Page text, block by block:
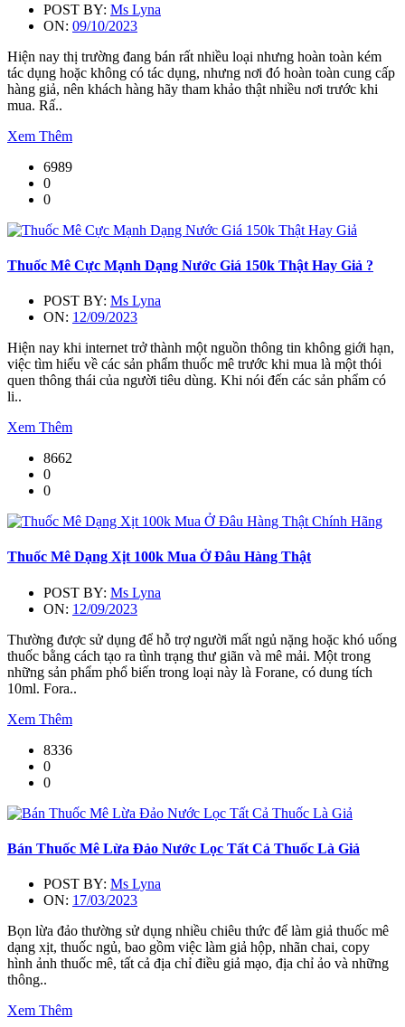
POST BY: Ms Lyna
ON: 09/10/2023
Hiện nay thị trường đang bán rất nhiều loại nhưng hoàn toàn kém
tác dụng hoặc không có tác dụng, nhưng nơi đó hoàn toàn cung cấp
hàng giả, nên khách hàng hãy tham khảo thật nhiều nơi trước khi
mua. Rấ..
Xem Thêm
6989
0
0
Thuốc Mê Cực Mạnh Dạng Nước Giá 150k Thật Hay Giả ?
POST BY: Ms Lyna
ON: 12/09/2023
Hiện nay khi internet trở thành một nguồn thông tin không giới hạn,
việc tìm hiểu về các sản phẩm thuốc mê trước khi mua là một thói
quen thông thái của người tiêu dùng. Khi nói đến các sản phẩm có
li..
Xem Thêm
8662
0
0
Thuốc Mê Dạng Xịt 100k Mua Ở Đâu Hàng Thật
POST BY: Ms Lyna
ON: 12/09/2023
Thường được sử dụng để hỗ trợ người mất ngủ nặng hoặc khó uống
thuốc bằng cách tạo ra tình trạng thư giãn và mê mải. Một trong
những sản phẩm phổ biến trong loại này là Forane, có dung tích
10ml. Fora..
Xem Thêm
8336
0
0
Bán Thuốc Mê Lừa Đảo Nước Lọc Tất Cả Thuốc Là Giả
POST BY: Ms Lyna
ON: 17/03/2023
Bọn lừa đảo thường sử dụng nhiều chiêu thức để làm giả thuốc mê
dạng xịt, thuốc ngủ, bao gồm việc làm giả hộp, nhãn chai, copy
hình ảnh thuốc mê, tất cả địa chỉ điều giả mạo, địa chỉ ảo và những
thông..
Xem Thêm